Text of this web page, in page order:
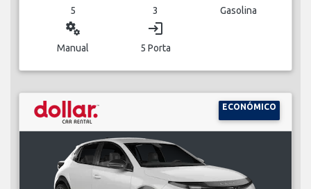
5 3 Gasolina
miscellaneous_services
Manual
login
5 Porta
ECONÓMICO